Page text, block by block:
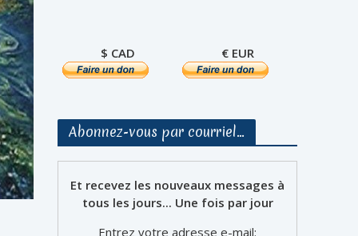
$ CAD € EUR
Abonnez-vous par courriel…
Et recevez les nouveaux messages à
tous les jours... Une fois par jour
Entrez votre adresse e-mail: